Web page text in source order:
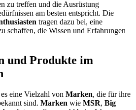
zu treffen und die Ausrüstung
am besten entspricht. Die
tragen dazu bei, eine
schaffen, die Wissen und Erfahrungen
und Produkte im
eine Vielzahl von Marken, die für ihre
sind. Marken wie MSR, Big